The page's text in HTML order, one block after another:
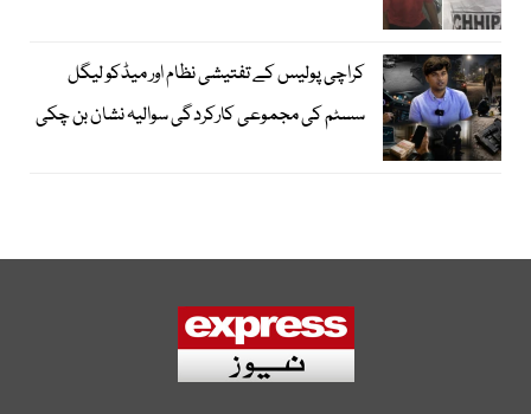
کراچی پولیس کے تفتیشی نظام اور میڈکو لیگل
سسٹم کی مجموعی کارکردگی سوالیہ نشان بن چکی